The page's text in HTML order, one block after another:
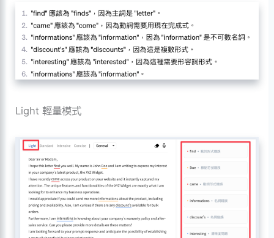
Light 輕量模式